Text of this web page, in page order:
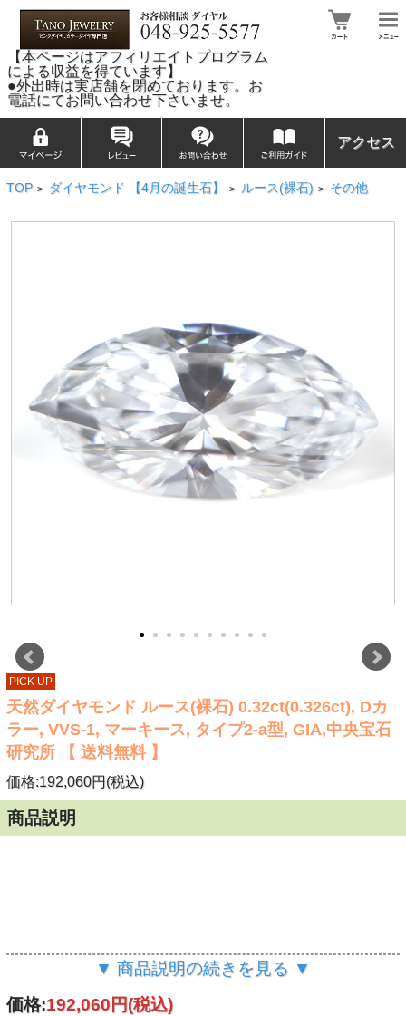
【本ページはアフィリエイトプログラム
による収益を得ています】
●外出時は実店舗を閉めております。お
電話にてお問い合わせ下さいませ。
アクセス
TOP > ダイヤモンド 【4月の誕生石】 > ルース(裸石) > その他
PICK UP
天然ダイヤモンド ルース(裸石) 0.32ct(0.326ct), Dカ
ラー, VVS-1, マーキース, タイプ2-a型, GIA,中央宝石
研究所 【 送料無料 】
価格:192,060円(税込)
商品説明
▼ 商品説明の続きを見る ▼
価格:192,060円(税込)